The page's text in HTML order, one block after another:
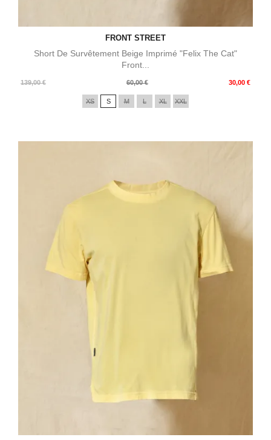
FRONT STREET
Short De Survêtement Beige Imprimé "Felix The Cat"
Front...
139,00 €
Prix
60,00 € 30,00 €
Prix
XS S M L XL XXL